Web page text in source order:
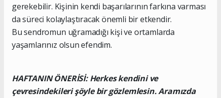
gerekebilir. Kişinin kendi başarılarının farkına varması
da süreci kolaylaştıracak önemli bir etkendir.
Bu sendromun uğramadığı kişi ve ortamlarda
yaşamlarınız olsun efendim.
HAFTANIN ÖNERİSİ: Herkes kendini ve
çevresindekileri şöyle bir gözlemlesin. Aramızda